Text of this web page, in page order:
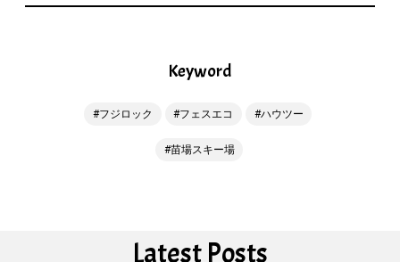
Keyword
フジロック フェスエコ ハウツー
苗場スキー場
Latest Posts